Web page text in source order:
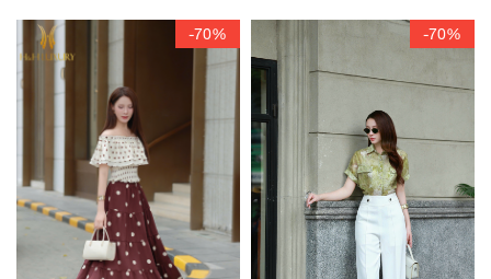
-70% -70%